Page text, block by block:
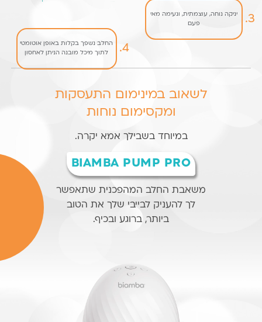
3.
יניקה נוחה, עוצמתית, ונעימה מאי
פעם
4.
החלב נשפך בקלות באופן אוטומטי
לתוך מיכל מובנה הניתן לאחסון
לשאוב במינימום התעסקות
ומקסימום נוחות
במיוחד בשבילך אמא יקרה.
BIAMBA PUMP PRO
משאבת החלב המהפכנית שתאפשר
לך להעניק לבייבי שלך את הטוב
ביותר, ברוגע ובכיף.